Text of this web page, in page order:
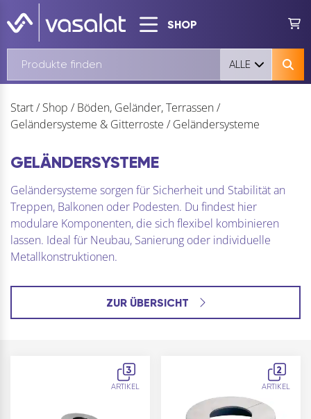
SHOP
ALLE
Start/ Shop / Böden, Geländer, Terrassen/
Geländersysteme & Gitterroste / Geländersysteme
GELÄNDERSYSTEME
Geländersysteme sorgen für Sicherheit und Stabilität an
Treppen, Balkonen oder Podesten. Du findest hier
modulare Komponenten, die sich flexibel kombinieren
lassen. Ideal für Neubau, Sanierung oder individuelle
Metallkonstruktionen.
ZUR ÜBERSICHT
3
ARTIKEL
2
ARTIKEL